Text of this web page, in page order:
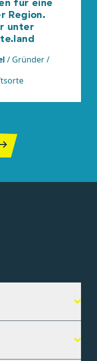
Region.
unter
/ Gründer /